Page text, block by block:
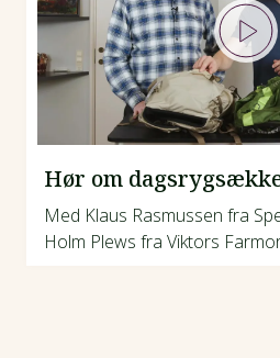
Hør om
Med Klaus Rasmussen fra
Holm Plews fra Viktors